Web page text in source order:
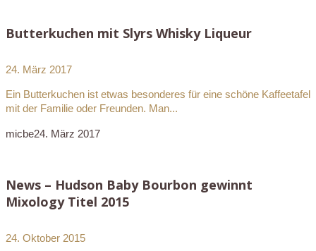
Butterkuchen mit Slyrs Whisky Liqueur
24. März 2017
Ein Butterkuchen ist etwas besonderes für eine schöne Kaffeetafel
mit der Familie oder Freunden. Man...
micbe24. März 2017
News – Hudson Baby Bourbon gewinnt
Mixology Titel 2015
24. Oktober 2015